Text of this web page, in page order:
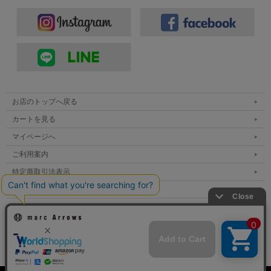
お店のトップへ戻る
カートを見る
マイページへ
ご利用案内
特定商取引法表示
個人情報の取扱い
サイトマップ
メルマガ登録
お問い合わせ